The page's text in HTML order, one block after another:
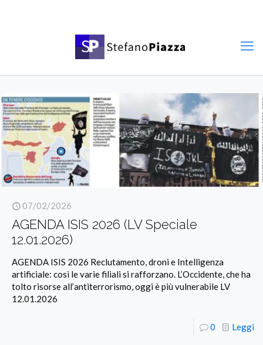
07/02/2026
AGENDA ISIS 2026 (LV Speciale
12.01.2026)
AGENDA ISIS 2026 Reclutamento, droni e Intelligenza
artificiale: così le varie filiali si rafforzano. L’Occidente, che ha
tolto risorse all’antiterrorismo, oggi è più vulnerabile LV
12.01.2026
0 Leggi